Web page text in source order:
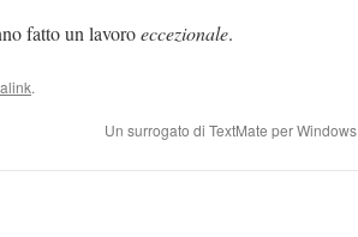
fatto un lavoroeccezionale.
.
Un surrogato di TextMate per Windows